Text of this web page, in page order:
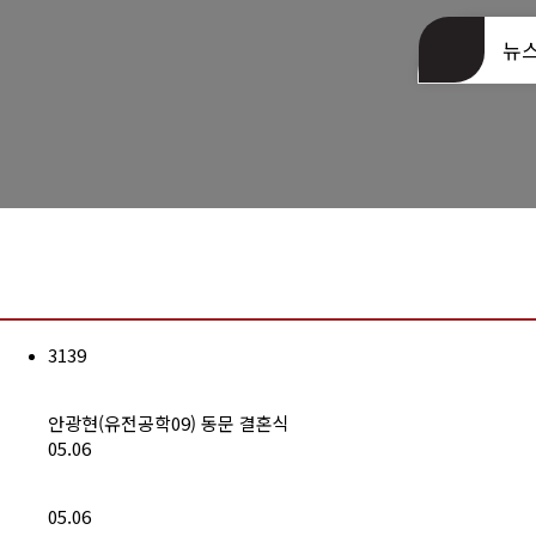
동문회관 오시는길
뉴
3139
안광현(유전공학09) 동문 결혼식
05.06
05.06